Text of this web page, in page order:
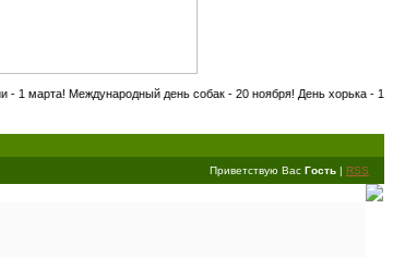
день собак - 20 ноября! День хорька - 18
Приветствую Вас Гость | RSS